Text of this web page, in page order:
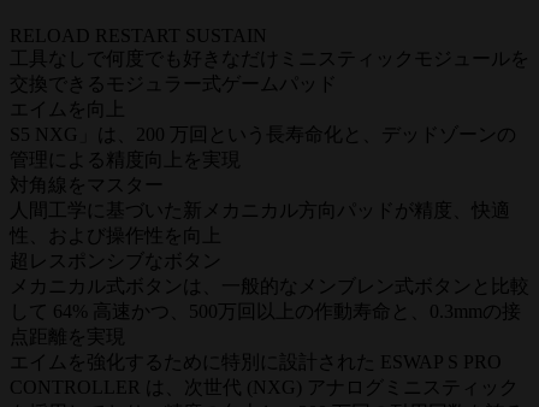
RELOAD RESTART SUSTAIN
工具なしで何度でも好きなだけミニスティックモジュールを
交換できるモジュラー式ゲームパッド
エイムを向上
S5 NXG」は、200 万回という長寿命化と、デッドゾーンの
管理による精度向上を実現
対角線をマスター
人間工学に基づいた新メカニカル方向パッドが精度、快適
性、および操作性を向上
超レスポンシブなボタン
メカニカル式ボタンは、一般的なメンブレン式ボタンと比較
して 64% 高速かつ、500万回以上の作動寿命と、0.3mmの接
点距離を実現
エイムを強化するために特別に設計された ESWAP S PRO
CONTROLLER は、次世代 (NXG) アナログミニスティック